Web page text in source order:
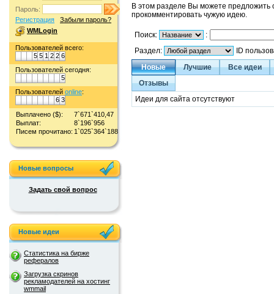
Пароль:
Регистрация
Забыли пароль?
WMLogin
Пользователей всего:
5 5 1 2 2 6
Пользователей сегодня:
5
Пользователей online:
6 3
Выплачено ($):
7`671`410,47
Выплат:
8`196`956
Писем прочитано: 1`025`364`188
Новые вопросы
Задать свой вопрос
Новые идеи
Статистика на бирже
рефералов
Загрузка скринов
рекламодателей на хостинг
wmmail
В этом разделе Вы можете
прокомментировать чужую идею.
Поиск:
:
Раздел:
ID
Новые
Лучшие
Все идеи
Отзывы
Идеи для сайта отсутствуют